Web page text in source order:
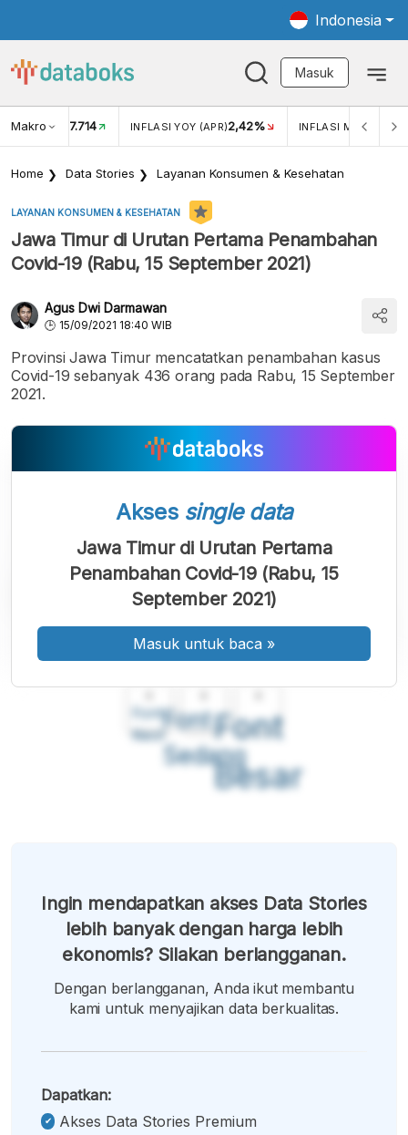
Indonesia
Masuk
Makro
USD/IDR 17.714 INFLASI YOY (APR)2,42% INFLASI MOM (APR)
Home Data Stories Layanan Konsumen & Kesehatan
LAYANAN KONSUMEN & KESEHATAN
Jawa Timur di Urutan Pertama Penambahan
Covid-19 (Rabu, 15 September 2021)
Agus Dwi Darmawan
15/09/2021 18:40 WIB
Provinsi Jawa Timur mencatatkan penambahan kasus
Covid-19 sebanyak 436 orang pada Rabu, 15 September
2021.
Font
Kecil
Font
Sedang
Font
Besar
Akses single data
Jawa Timur di Urutan Pertama
Penambahan Covid-19 (Rabu, 15
September 2021)
Masuk untuk baca »
Ingin mendapatkan akses Data Stories
lebih banyak dengan harga lebih
ekonomis? Silakan berlangganan.
Dengan berlangganan, Anda ikut membantu
kami untuk menyajikan data berkualitas.
Dapatkan:
Akses Data Stories Premium